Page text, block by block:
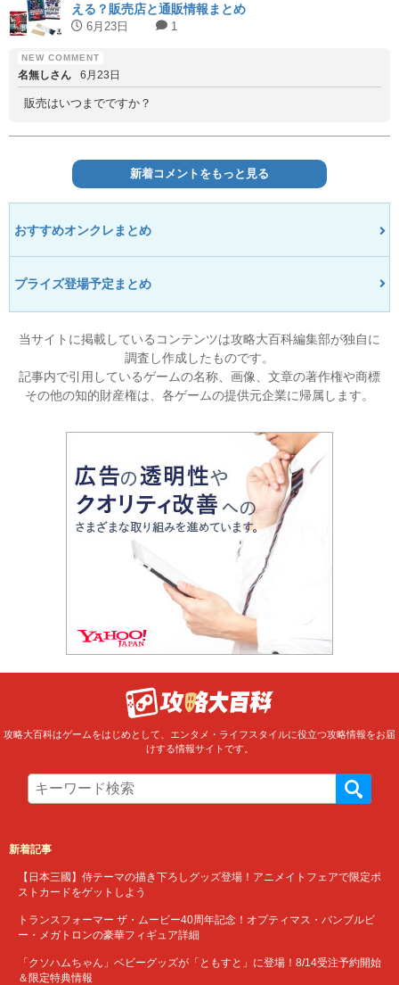
える？販売店と通販情報まとめ
6月23日 1
名無しさん 6月23日
販売はいつまでですか？
新着コメントをもっと見る
おすすめオンクレまとめ
プライズ登場予定まとめ
当サイトに掲載しているコンテンツは攻略大百科編集部が独自に
調査し作成したものです。
記事内で引用しているゲームの名称、画像、文章の著作権や商標
その他の知的財産権は、各ゲームの提供元企業に帰属します。
攻略大百科はゲームをはじめとして、エンタメ・ライフスタイルに役立つ攻略情報をお届
けする情報サイトです。
新着記事
【日本三國】侍テーマの描き下ろしグッズ登場！アニメイトフェアで限定ポ
ストカードをゲットしよう
トランスフォーマー ザ・ムービー40周年記念！オプティマス・バンブルビ
ー・メガトロンの豪華フィギュア詳細
「クソハムちゃん」ベビーグッズが「ともすと」に登場！8/14受注予約開始
＆限定特典情報